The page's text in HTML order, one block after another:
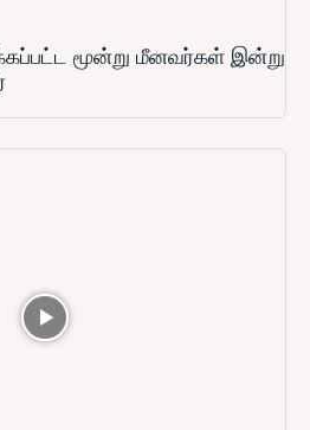
மூன்று மீனவர்கள் இன்று